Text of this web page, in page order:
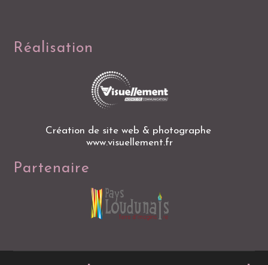
Réalisation
Création de site web & photographe
www.visuellement.fr
Partenaire